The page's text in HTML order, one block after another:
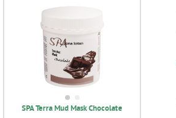
SPA Terra Mud Mask Chocolate